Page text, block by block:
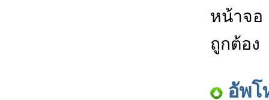
หน้าจอ
ถูกต้อง
อัพโ